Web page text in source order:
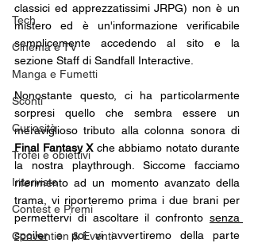
Tech
Cinema e TV
Manga e Fumetti
Sconti
Curiosità
Trofei e obiettivi
Interviste
Contest e Premi
Convention & Eventi
classici ed apprezzatissimi JRPG) non è un
mistero ed è un'informazione verificabile
semplicemente accedendo al sito e la
sezione Staff di Sandfall Interactive.
Nonostante questo, ci ha particolarmente
sorpresi quello che sembra essere un
Final Fantasy X che abbiamo notato durante
la nostra playthrough. Siccome facciamo
riferimento ad un momento avanzato della
trama, vi riporteremo prima i due brani per
permettervi di ascoltare il confronto senza
spoiler e poi vi avvertiremo della parte